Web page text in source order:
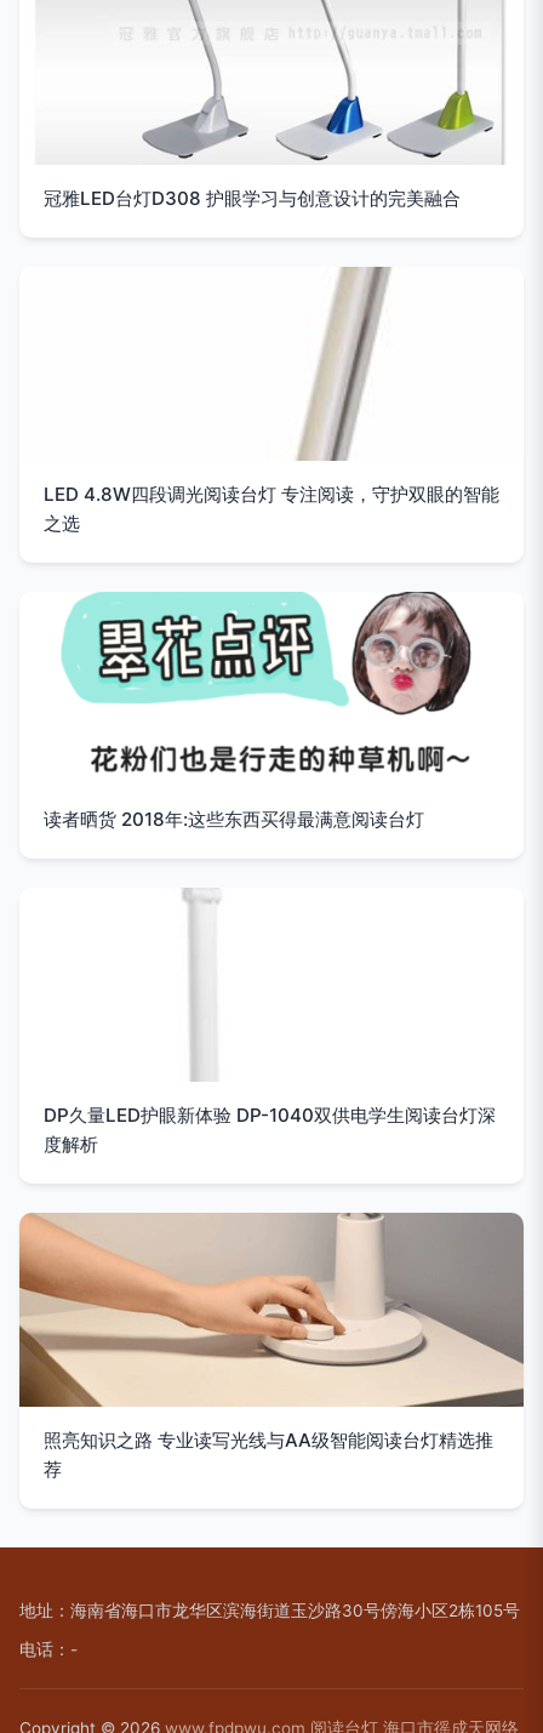
冠雅LED台灯D308 护眼学习与创意设计的完美融合
LED 4.8W四段调光阅读台灯 专注阅读，守护双眼的智能
之选
读者晒货 2018年:这些东西买得最满意阅读台灯
DP久量LED护眼新体验 DP-1040双供电学生阅读台灯深
度解析
照亮知识之路 专业读写光线与AA级智能阅读台灯精选推
荐
地址：海南省海口市龙华区滨海街道玉沙路30号傍海小区2栋105号
电话：-
Copyright © 2026 www.fpdpwu.com 阅读台灯 海口市徭成天网络